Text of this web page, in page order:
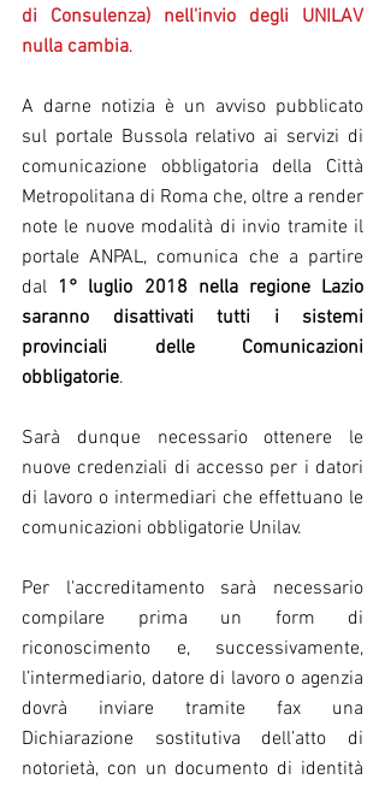
di Consulenza) nell'invio degli UNILAV
nulla cambia.
A darne notizia è un avviso pubblicato
sul portale Bussola relativo ai servizi di
comunicazione obbligatoria della Città
Metropolitana di Roma che, oltre a render
note le nuove modalità di invio tramite il
portale ANPAL, comunica che a partire
dal 1° luglio 2018 nella regione Lazio
saranno disattivati tutti i sistemi
provinciali delle Comunicazioni
obbligatorie.
Sarà dunque necessario ottenere le
nuove credenziali di accesso per i datori
di lavoro o intermediari che effettuano le
comunicazioni obbligatorie Unilav.
Per l'accreditamento sarà necessario
compilare prima un form di
riconoscimento e, successivamente,
l’intermediario, datore di lavoro o agenzia
dovrà inviare tramite fax una
Dichiarazione sostitutiva dell’atto di
notorietà, con un documento di identità